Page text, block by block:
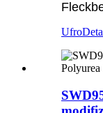
Ufro